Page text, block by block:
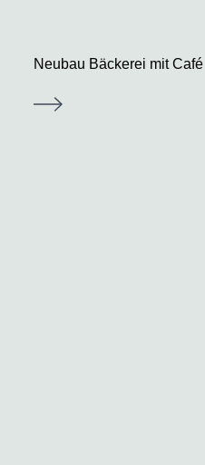
Neubau Bäckerei mit Café